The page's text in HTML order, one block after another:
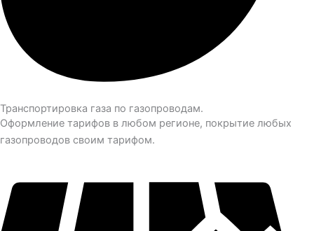
Транспортировка газа по газопроводам.
Оформление тарифов в любом регионе, покрытие любых
газопроводов своим тарифом.